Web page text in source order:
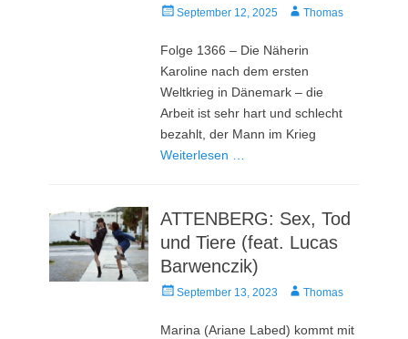
Veröffentlicht
September 12, 2025 AutorThomas
Folge 1366 – Die Näherin
Karoline nach dem ersten
Weltkrieg in Dänemark – die
Arbeit ist sehr hart und schlecht
bezahlt, der Mann im Krieg
Weiterlesen …
ATTENBERG: Sex, Tod
und Tiere (feat. Lucas
Barwenczik)
Veröffentlicht
September 13, 2023 AutorThomas
Marina (Ariane Labed) kommt mit